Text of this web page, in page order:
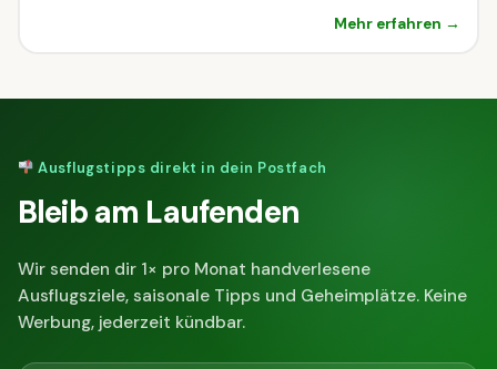
Mehr erfahren →
Ausflugstipps direkt in dein Postfach
Bleib am Laufenden
Wir senden dir 1× pro Monat handverlesene
Ausflugsziele, saisonale Tipps und Geheimplätze. Keine
Werbung, jederzeit kündbar.